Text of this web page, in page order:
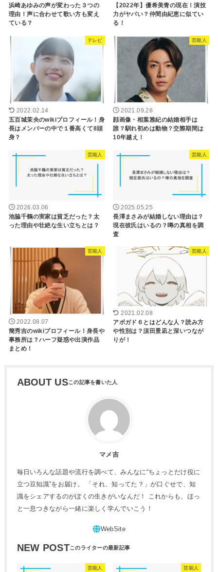
浜崎あゆみの声が変わった３つの
理由！声に合わせて歌い方も変え
ている？
【2022年】優希美青の現在！演技
力がヤバい？仲間由紀恵に似てい
る！
テレビ
2022.02.14
五百城茉央のwikiプロフィール！身
長はメンバーの中で１番高くて8頭
身？
芸能人
2021.09.28
顔画像・相葉雅紀の結婚相手は
誰？馴れ初めは動物？交際期間は
10年越え！
芸能人
2026.03.06
池脇千鶴の実家は貧乏だった？太
った理由や壮絶な生い立ちとは？
芸能人
2025.05.25
長澤まさみが結婚しない理由は？
現在彼氏はいるの？噂の真相を調
査
芸能人
2022.08.07
簡秀吉のwikiプロフィール！身長や
事務所は？ハーフ疑惑や出演作品
まとめ！
芸能人
2021.02.08
アボガド６とはどんな人？読み方
や性別は？須田景凪と深いつなが
りが！
ABOUT US
マメ吉
毎日いろんな話題や流行を調べて、みんなに“ちょっとだけ役に
立つ豆知識”をお届け。 「それ、知ってた？」が口ぐせで、知
識をシェアするのがぼくの生きがいなんだ！ これからも、ほっ
と一息つきながら一緒に楽しく学んでいこう！
NEW POST
芸能人 芸能人